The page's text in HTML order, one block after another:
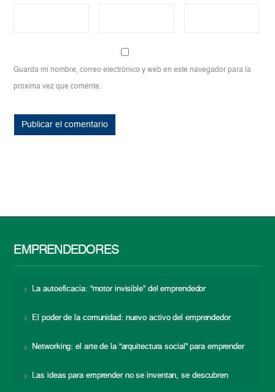
Guarda mi nombre, correo electrónico y web en este navegador para la
próxima vez que comente.
EMPRENDEDORES
La autoeficacia: “motor invisible” del emprendedor
El poder de la comunidad: nuevo activo del emprendedor
Networking: el arte de la “arquitectura social” para emprender
Las ideas para emprender no se inventan, se descubren